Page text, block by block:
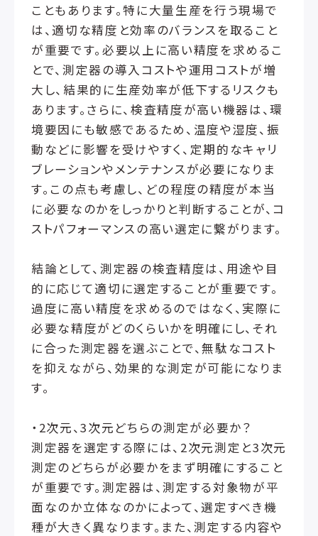
こともあります。特に大量生産を行う現場で
は、適切な精度と効率のバランスを取ること
が重要です。必要以上に高い精度を求めるこ
とで、測定器の導入コストや運用コストが増
大し、結果的に生産効率が低下するリスクも
あります。さらに、検査精度が高い機器は、環
境要因にも敏感であるため、温度や湿度、振
動などに影響を受けやすく、定期的なキャリ
ブレーションやメンテナンスが必要になりま
す。この点も考慮し、どの程度の精度が本当
に必要なのかをしっかりと判断することが、コ
ストパフォーマンスの高い選定に繋がります。
結論として、測定器の検査精度は、用途や目
的に応じて適切に選定することが重要です。
過度に高い精度を求めるのではなく、実際に
必要な精度がどのくらいかを明確にし、それ
に合った測定器を選ぶことで、無駄なコスト
を抑えながら、効果的な測定が可能になりま
す。
・2次元、3次元どちらの測定が必要か？
測定器を選定する際には、2次元測定と3次元
測定のどちらが必要かをまず明確にすること
が重要です。測定器は、測定する対象物が平
面なのか立体なのかによって、選定すべき機
種が大きく異なります。また、測定する内容や